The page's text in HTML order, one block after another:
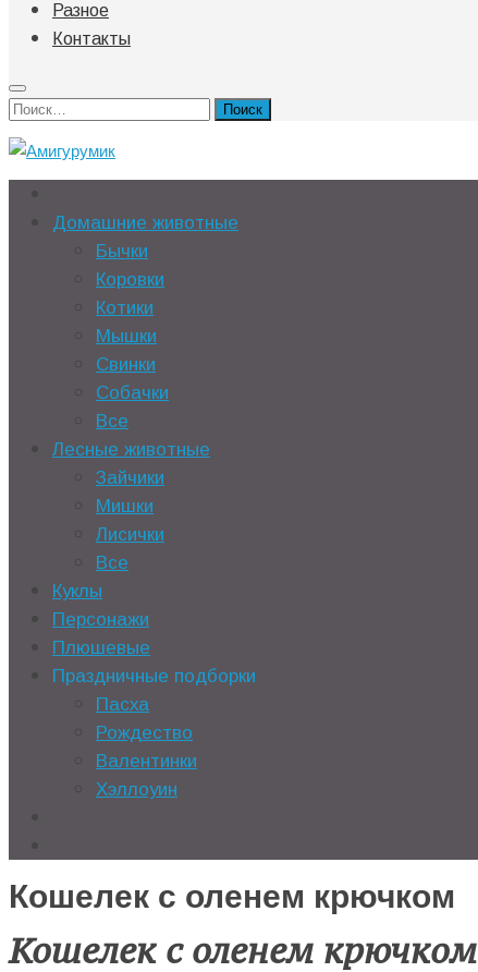
Разное
Контакты
Найти:
Домашние животные
Бычки
Коровки
Котики
Мышки
Свинки
Собачки
Все
Лесные животные
Зайчики
Мишки
Лисички
Все
Куклы
Персонажи
Плюшевые
Праздничные подборки
Пасха
Рождество
Валентинки
Хэллоуин
Кошелек с оленем крючком
Кошелек с оленем крючком